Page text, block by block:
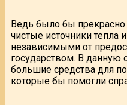
Ведь было бы прекрасно
чистые источники тепла
независимыми от
государством. В данную
большие средства для
которые бы помогли